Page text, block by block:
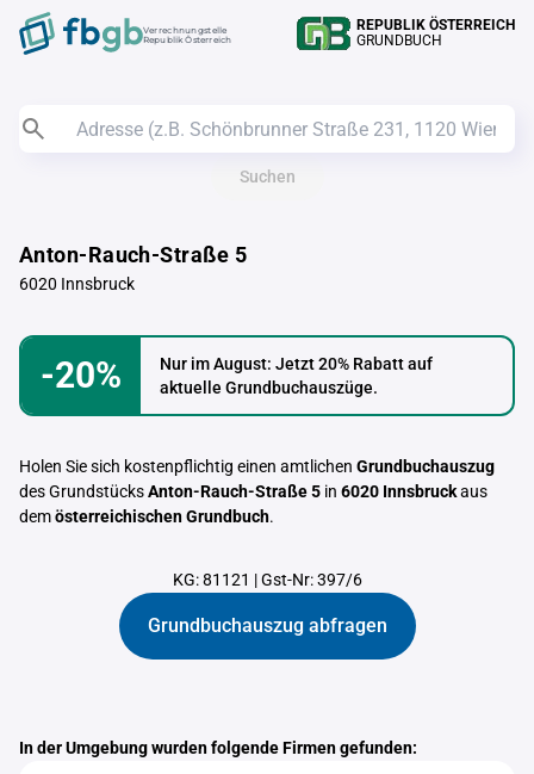
Verrechnungstelle
Republik Österreich
REPUBLIK ÖSTERREICH
GRUNDBUCH
Suchen
Anton-Rauch-Straße 5
6020 Innsbruck
-20%
Nur im August: Jetzt 20% Rabatt auf
aktuelle Grundbuchauszüge.
Holen Sie sich kostenpflichtig einen amtlichen Grundbuchauszug
des GrundstücksAnton-Rauch-Straße 5 in 6020 Innsbruckaus
demösterreichischen Grundbuch.
KG: 81121 |Gst-Nr: 397/6
Grundbuchauszug abfragen
In der Umgebung wurden folgende Firmen gefunden: